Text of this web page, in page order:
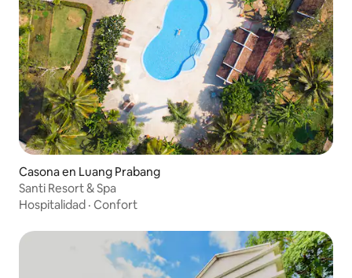
Casona en Luang Prabang
Santi Resort & Spa
Hospitalidad · Confort